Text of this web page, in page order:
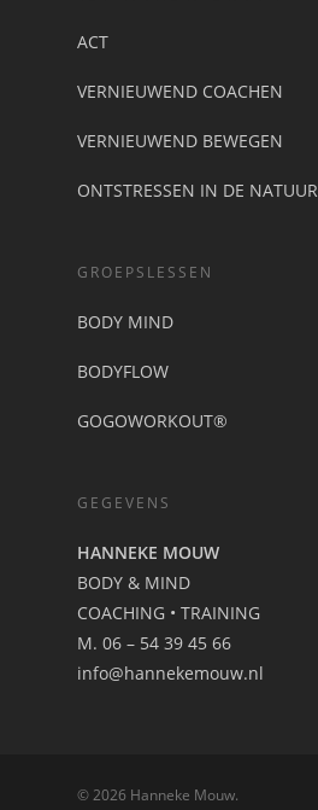
ACT
VERNIEUWEND COACHEN
VERNIEUWEND BEWEGEN
ONTSTRESSEN IN DE NATUUR
GROEPSLESSEN
BODY MIND
BODYFLOW
GOGOWORKOUT®
GEGEVENS
HANNEKE MOUW
BODY & MIND
COACHING • TRAINING
M. 06 – 54 39 45 66
info@hannekemouw.nl
© 2026 Hanneke Mouw.